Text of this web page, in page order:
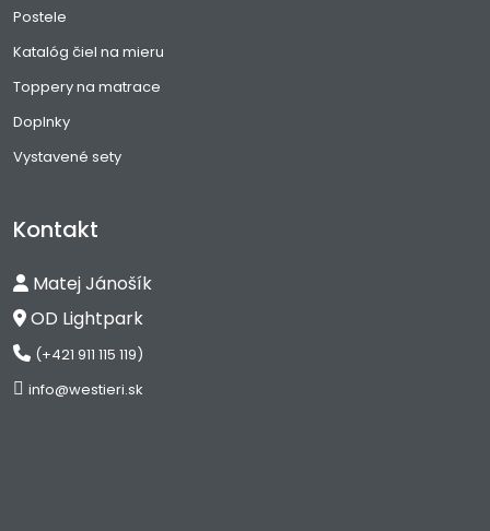
Postele
Katalóg čiel na mieru
Toppery na matrace
Doplnky
Vystavené sety
Kontakt
Matej Jánošík
OD Lightpark
(+421 911 115 119)
info@westieri.sk